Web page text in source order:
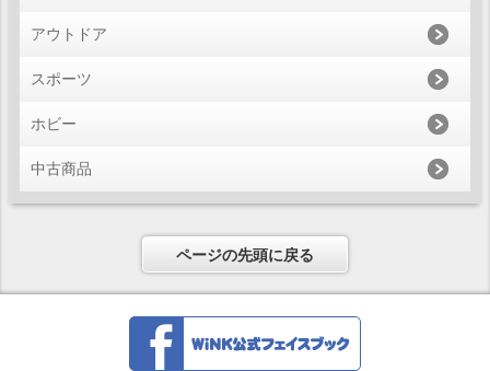
アウトドア
スポーツ
ホビー
中古商品
ページの先頭に戻る